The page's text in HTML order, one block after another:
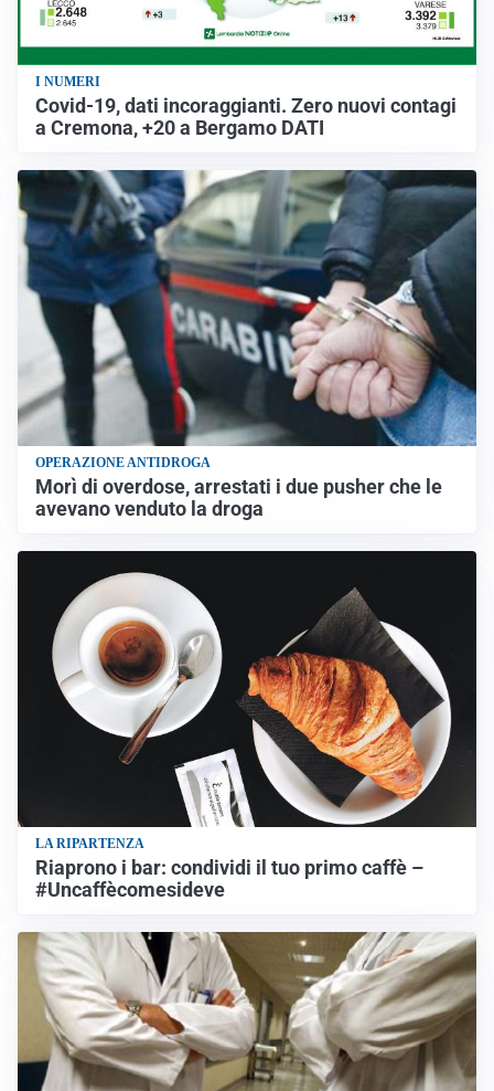
I NUMERI
Covid-19, dati incoraggianti. Zero nuovi contagi
a Cremona, +20 a Bergamo DATI
OPERAZIONE ANTIDROGA
Morì di overdose, arrestati i due pusher che le
avevano venduto la droga
LA RIPARTENZA
Riaprono i bar: condividi il tuo primo caffè –
#Uncaffècomesideve